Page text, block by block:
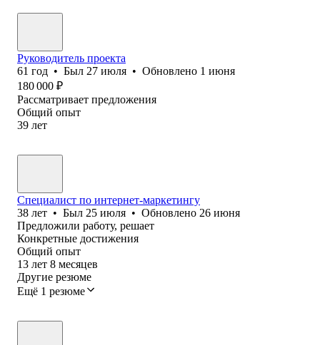
Руководитель проекта
61 год • Был 27 июля • Обновлено 1 июня
180 000 ₽
Рассматривает предложения
Общий опыт
39 лет
Специалист по интернет-маркетингу
38 лет • Был 25 июля • Обновлено 26 июня
Предложили работу, решает
Конкретные достижения
Общий опыт
13 лет 8 месяцев
Другие резюме
Ещё 1 резюме